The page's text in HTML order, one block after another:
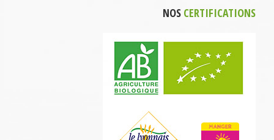
NOS CERTIFICATIONS